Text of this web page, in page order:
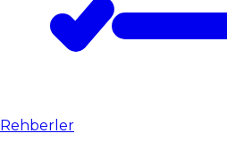
Rehberler